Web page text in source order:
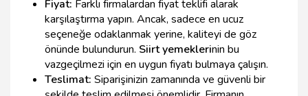
Fiyat: Farklı firmalardan fiyat teklifi alarak
karşılaştırma yapın. Ancak, sadece en ucuz
seçeneğe odaklanmak yerine, kaliteyi de göz
önünde bulundurun. Siirt yemeklerinin bu
vazgeçilmezi için en uygun fiyatı bulmaya çalışın.
Teslimat: Siparişinizin zamanında ve güvenli bir